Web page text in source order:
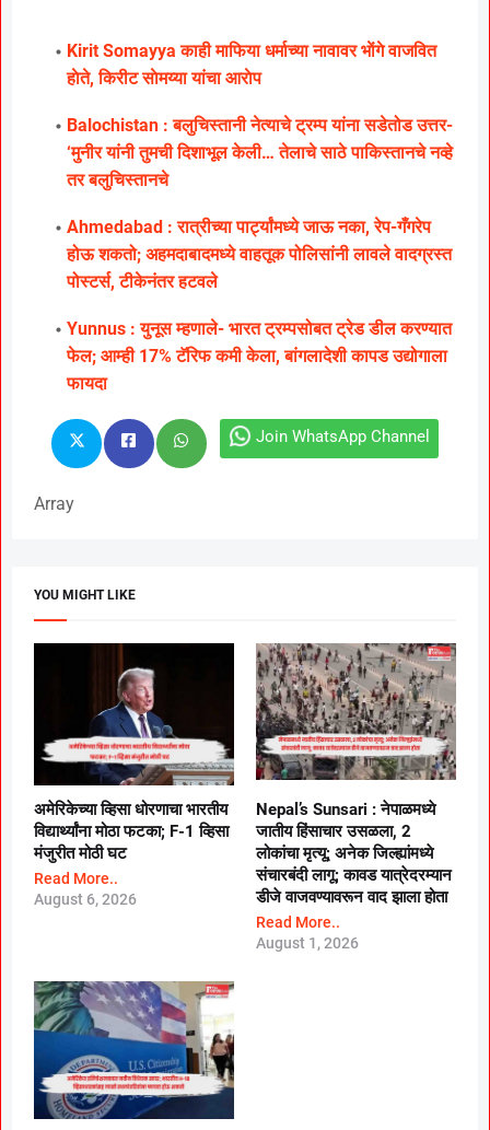
Kirit Somayya काही माफिया धर्माच्या नावावर भाेंगे वाजवित
हाेते, किरीट साेमय्या यांचा आराेप
Balochistan : बलुचिस्तानी नेत्याचे ट्रम्प यांना सडेतोड उत्तर-
‘मुनीर यांनी तुमची दिशाभूल केली… तेलाचे साठे पाकिस्तानचे नव्हे
तर बलुचिस्तानचे
Ahmedabad : रात्रीच्या पार्ट्यांमध्ये जाऊ नका, रेप-गँगरेप
होऊ शकतो; अहमदाबादमध्ये वाहतूक पोलिसांनी लावले वादग्रस्त
पोस्टर्स, टीकेनंतर हटवले
Yunnus : युनूस म्हणाले- भारत ट्रम्पसोबत ट्रेड डील करण्यात
फेल; आम्ही 17% टॅरिफ कमी केला, बांगलादेशी कापड उद्योगाला
फायदा
Join WhatsApp Channel
Array
YOU MIGHT LIKE
अमेरिकेच्या व्हिसा धोरणाचा भारतीय
विद्यार्थ्यांना मोठा फटका; F-1 व्हिसा
मंजुरीत मोठी घट
Read More..
August 6, 2026
Nepal’s Sunsari : नेपाळमध्ये
जातीय हिंसाचार उसळला, 2
लोकांचा मृत्यू; अनेक जिल्ह्यांमध्ये
संचारबंदी लागू; कावड यात्रेदरम्यान
डीजे वाजवण्यावरून वाद झाला होता
Read More..
August 1, 2026